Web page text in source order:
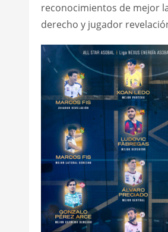
reconocimientos de mejor
derecho y jugador